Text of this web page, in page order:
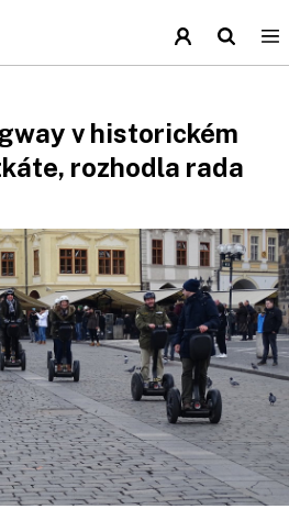
v historickém
rozhodla rada